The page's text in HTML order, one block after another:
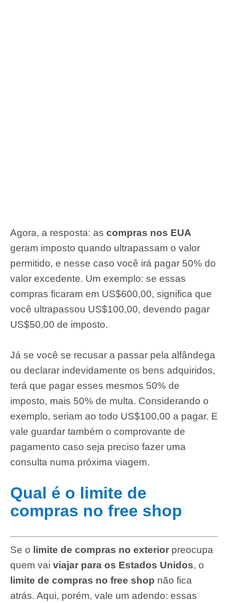
Agora, a resposta: as compras nos EUA
geram imposto quando ultrapassam o valor
permitido, e nesse caso você irá pagar 50% do
valor excedente. Um exemplo: se essas
compras ficaram em US$600,00, significa que
você ultrapassou US$100,00, devendo pagar
US$50,00 de imposto.
Já se você se recusar a passar pela alfândega
ou declarar indevidamente os bens adquiridos,
terá que pagar esses mesmos 50% de
imposto, mais 50% de multa. Considerando o
exemplo, seriam ao todo US$100,00 a pagar. E
vale guardar também o comprovante de
pagamento caso seja preciso fazer uma
consulta numa próxima viagem.
Qual é o limite de
compras no free shop
Se o limite de compras no exterior preocupa
quem vai viajar para os Estados Unidos, o
limite de compras no free shop não fica
atrás. Aqui, porém, vale um adendo: essas